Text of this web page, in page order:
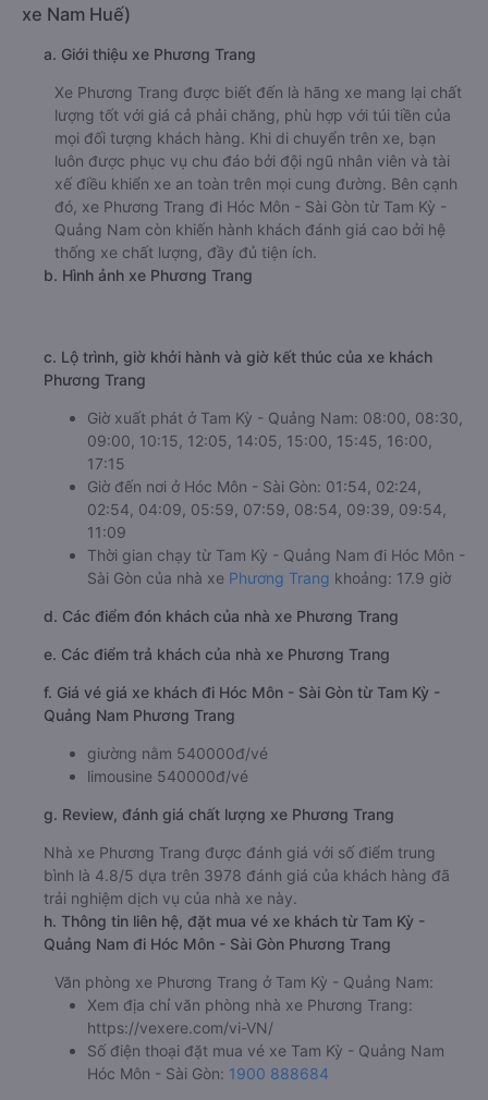
xe Nam Huế)
a. Giới thiệu xe Phương Trang
Xe Phương Trang được biết đến là hãng xe mang lại chất
lượng tốt với giá cả phải chăng, phù hợp với túi tiền của
mọi đối tượng khách hàng. Khi di chuyển trên xe, bạn
luôn được phục vụ chu đáo bởi đội ngũ nhân viên và tài
xế điều khiển xe an toàn trên mọi cung đường. Bên cạnh
đó, xe Phương Trang đi Hóc Môn - Sài Gòn từ Tam Kỳ -
Quảng Nam còn khiến hành khách đánh giá cao bởi hệ
thống xe chất lượng, đầy đủ tiện ích.
b. Hình ảnh xe Phương Trang
c. Lộ trình, giờ khởi hành và giờ kết thúc của xe khách
Phương Trang
Giờ xuất phát ở Tam Kỳ - Quảng Nam: 08:00, 08:30,
09:00, 10:15, 12:05, 14:05, 15:00, 15:45, 16:00,
17:15
Giờ đến nơi ở Hóc Môn - Sài Gòn: 01:54, 02:24,
02:54, 04:09, 05:59, 07:59, 08:54, 09:39, 09:54,
11:09
Thời gian chạy từ Tam Kỳ - Quảng Nam đi Hóc Môn -
Sài Gòn của nhà xe Phương Trang khoảng: 17.9 giờ
d. Các điểm đón khách của nhà xe Phương Trang
e. Các điểm trả khách của nhà xe Phương Trang
f. Giá vé giá xe khách đi Hóc Môn - Sài Gòn từ Tam Kỳ -
Quảng Nam Phương Trang
giường nằm 540000đ/vé
limousine 540000đ/vé
g. Review, đánh giá chất lượng xe Phương Trang
Nhà xe Phương Trang được đánh giá với số điểm trung
bình là 4.8/5 dựa trên 3978 đánh giá của khách hàng đã
trải nghiệm dịch vụ của nhà xe này.
h. Thông tin liên hệ, đặt mua vé xe khách từ Tam Kỳ -
Quảng Nam đi Hóc Môn - Sài Gòn Phương Trang
Văn phòng xe Phương Trang ở Tam Kỳ - Quảng Nam:
Xem địa chỉ văn phòng nhà xe Phương Trang:
https://vexere.com/vi-VN/
Số điện thoại đặt mua vé xe Tam Kỳ - Quảng Nam
Hóc Môn - Sài Gòn: 1900 888684